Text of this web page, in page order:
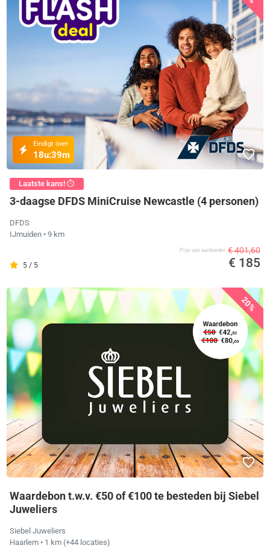
Eindigt over
18u:39m
Laatste kans! ⏱️
3-daagse DFDS MiniCruise Newcastle (4 personen)
DFDS
IJmuiden • 9 km
5 / 5
Prijs van aanbieder € 401,60
€ 185
20%
Waardebon t.w.v. €50 of €100 te besteden bij Siebel
Juweliers
Siebel Juweliers
Haarlem • 1 km (+44 locaties)